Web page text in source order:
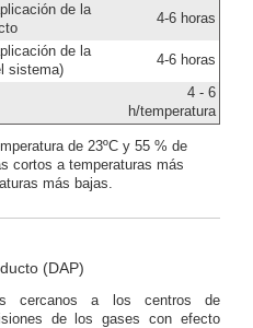
de la
4-6 horas
de la
sistema)
4-6 horas
4 - 6
h/temperatura
de 23ºC y 55 % de
cortos a temperaturas más
más bajas.
(DAP)
cercanos a los centros de
de los gases con efecto